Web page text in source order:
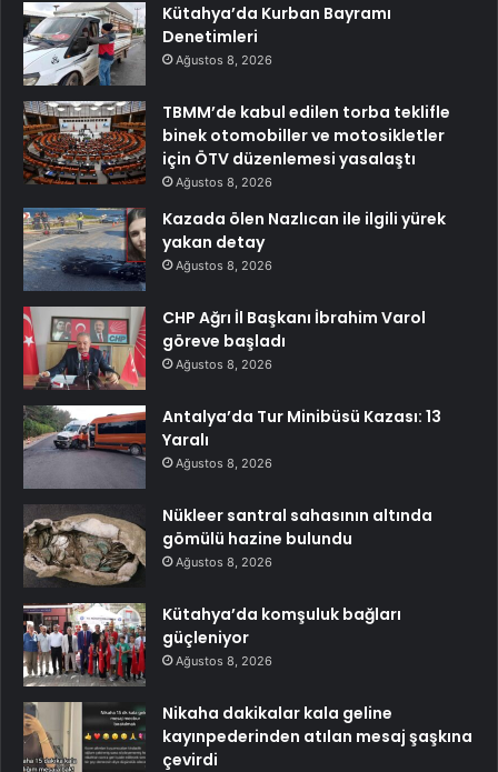
Kütahya’da Kurban Bayramı
Denetimleri
Ağustos 8, 2026
TBMM’de kabul edilen torba teklifle
binek otomobiller ve motosikletler
için ÖTV düzenlemesi yasalaştı
Ağustos 8, 2026
Kazada ölen Nazlıcan ile ilgili yürek
yakan detay
Ağustos 8, 2026
CHP Ağrı İl Başkanı İbrahim Varol
göreve başladı
Ağustos 8, 2026
Antalya’da Tur Minibüsü Kazası: 13
Yaralı
Ağustos 8, 2026
Nükleer santral sahasının altında
gömülü hazine bulundu
Ağustos 8, 2026
Kütahya’da komşuluk bağları
güçleniyor
Ağustos 8, 2026
Nikaha dakikalar kala geline
kayınpederinden atılan mesaj şaşkına
çevirdi